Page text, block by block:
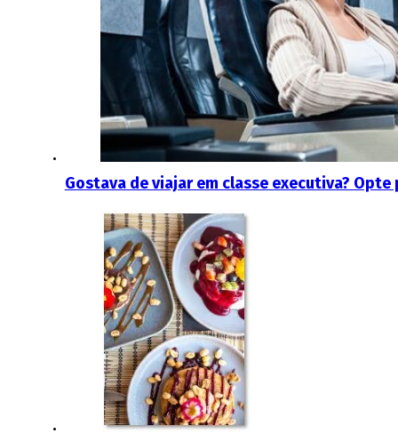
Gostava de viajar em classe executiva?